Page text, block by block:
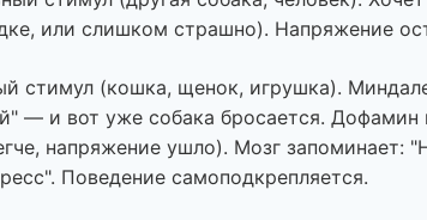
или слишком страшно). Напряжение
стимул (кошка, щенок, игрушка).
— и вот уже собака бросается. Дофамин
напряжение ушло). Мозг запоминает:
Поведение самоподкрепляется.